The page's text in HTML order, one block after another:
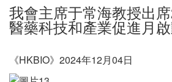
我會主席于常海教授出
醫藥科技和產業促進月
《HKBIO》2024年12月04日